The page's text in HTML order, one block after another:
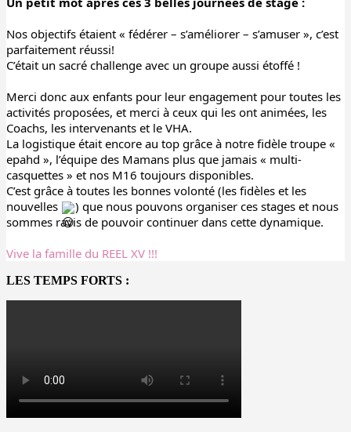
Nos objectifs étaient « fédérer – s’améliorer – s’amuser », c’est
parfaitement réussi!
C’était un sacré challenge avec un groupe aussi étoffé !
Merci donc aux enfants pour leur engagement pour toutes les
activités proposées, et merci à ceux qui les ont animées, les
Coachs, les intervenants et le VHA.
La logistique était encore au top grâce à notre fidèle troupe «
epahd », l’équipe des Mamans plus que jamais « multi-
casquettes » et nos M16 toujours disponibles.
C’est grâce à toutes les bonnes volonté (les fidèles et les
nouvelles
) que nous pouvons organiser ces stages et nous
sommes ravis de pouvoir continuer dans cette dynamique.
Vive la famille du REEL XV !!!
LES TEMPS FORTS :